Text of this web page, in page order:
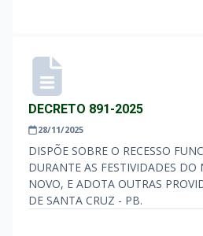
DECRETO 891-2025
28/11/2025
DISPÕE SOBRE O RECESSO
DURANTE AS FESTIVIDADES
NOVO, E ADOTA OUTRAS
DE SANTA CRUZ - PB.